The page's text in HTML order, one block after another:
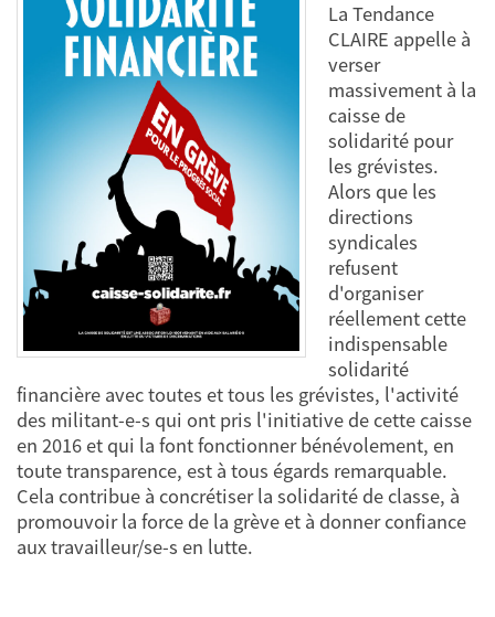
La Tendance
CLAIRE appelle à
verser
massivement à la
caisse de
solidarité pour
les grévistes.
Alors que les
directions
syndicales
refusent
d'organiser
réellement cette
indispensable
solidarité
financière avec toutes et tous les grévistes, l'activité
des militant-e-s qui ont pris l'initiative de cette caisse
en 2016 et qui la font fonctionner bénévolement, en
toute transparence, est à tous égards remarquable.
Cela contribue à concrétiser la solidarité de classe, à
promouvoir la force de la grève et à donner confiance
aux travailleur/se-s en lutte.